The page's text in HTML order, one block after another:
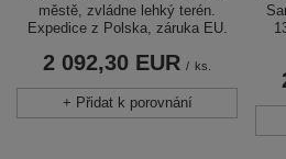
městě, zvládne lehký terén.
Expedice z Polska, záruka EU.
2 092,30 EUR / ks.
+ Přidat k porovnání